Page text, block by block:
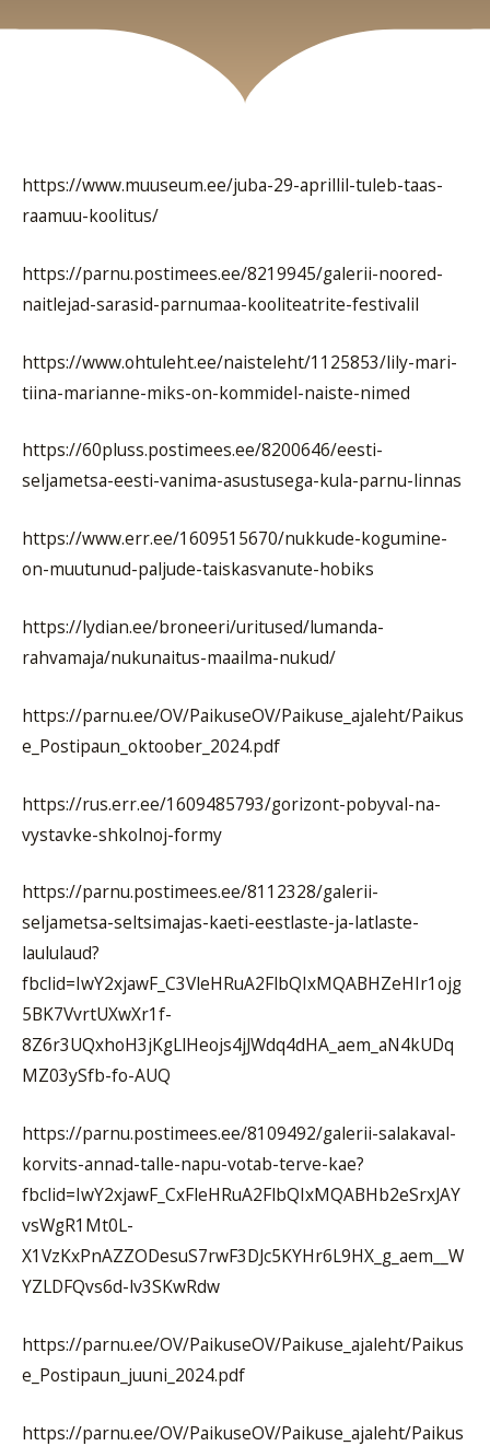
https://www.muuseum.ee/juba-29-aprillil-tuleb-taas-
raamuu-koolitus/
https://parnu.postimees.ee/8219945/galerii-noored-
naitlejad-sarasid-parnumaa-kooliteatrite-festivalil
https://www.ohtuleht.ee/naisteleht/1125853/lily-mari-
tiina-marianne-miks-on-kommidel-naiste-nimed
https://60pluss.postimees.ee/8200646/eesti-
seljametsa-eesti-vanima-asustusega-kula-parnu-linnas
https://www.err.ee/1609515670/nukkude-kogumine-
on-muutunud-paljude-taiskasvanute-hobiks
https://lydian.ee/broneeri/uritused/lumanda-
rahvamaja/nukunaitus-maailma-nukud/
https://parnu.ee/OV/PaikuseOV/Paikuse_ajaleht/Paikus
e_Postipaun_oktoober_2024.pdf
https://rus.err.ee/1609485793/gorizont-pobyval-na-
vystavke-shkolnoj-formy
https://parnu.postimees.ee/8112328/galerii-
seljametsa-seltsimajas-kaeti-eestlaste-ja-latlaste-
laululaud?
fbclid=IwY2xjawF_C3VleHRuA2FlbQIxMQABHZeHIr1ojg
5BK7VvrtUXwXr1f-
8Z6r3UQxhoH3jKgLlHeojs4jJWdq4dHA_aem_aN4kUDq
MZ03ySfb-fo-AUQ
https://parnu.postimees.ee/8109492/galerii-salakaval-
korvits-annad-talle-napu-votab-terve-kae?
fbclid=IwY2xjawF_CxFleHRuA2FlbQIxMQABHb2eSrxJAY
vsWgR1Mt0L-
X1VzKxPnAZZODesuS7rwF3DJc5KYHr6L9HX_g_aem__W
YZLDFQvs6d-lv3SKwRdw
https://parnu.ee/OV/PaikuseOV/Paikuse_ajaleht/Paikus
e_Postipaun_juuni_2024.pdf
https://parnu.ee/OV/PaikuseOV/Paikuse_ajaleht/Paikus